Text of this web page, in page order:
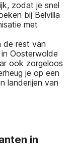
zodat je snel
bij Belvilla
met
de rest van
Oosterwolde
ook zorgeloos
je op een
landerijen van
in